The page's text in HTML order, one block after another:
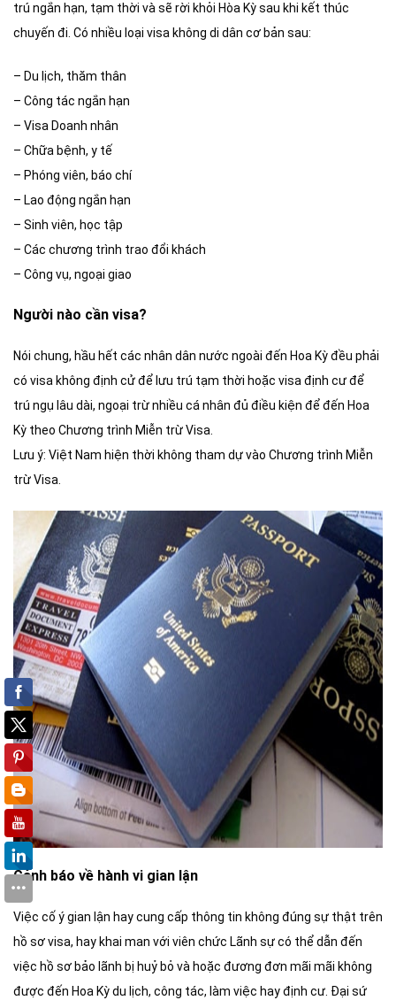
trú ngắn hạn, tạm thời và sẽ rời khỏi Hòa Kỳ sau khi kết thúc
chuyến đi. Có nhiều loại visa không di dân cơ bản sau:
– Du lịch, thăm thân
– Công tác ngắn hạn
– Visa Doanh nhân
– Chữa bệnh, y tế
– Phóng viên, báo chí
– Lao động ngắn hạn
– Sinh viên, học tập
– Các chương trình trao đổi khách
– Công vụ, ngoại giao
Người nào cần visa?
Nói chung, hầu hết các nhân dân nước ngoài đến Hoa Kỳ đều phải
có visa không định cử để lưu trú tạm thời hoặc visa định cư để
trú ngụ lâu dài, ngoại trừ nhiều cá nhân đủ điều kiện để đến Hoa
Kỳ theo Chương trình Miễn trừ Visa.
Lưu ý: Việt Nam hiện thời không tham dự vào Chương trình Miễn
trừ Visa.
Cảnh báo về hành vi gian lận
Việc cố ý gian lận hay cung cấp thông tin không đúng sự thật trên
hồ sơ visa, hay khai man với viên chức Lãnh sự có thể dẫn đến
việc hồ sơ bảo lãnh bị huỷ bỏ và hoặc đương đơn mãi mãi không
được đến Hoa Kỳ du lịch, công tác, làm việc hay định cư. Đại sứ